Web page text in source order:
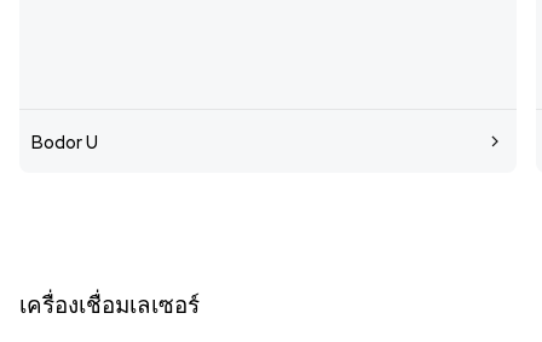
Bodor U
เครื่องเชื่อมเลเซอร์